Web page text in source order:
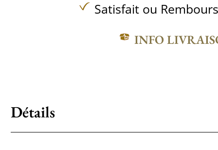
Satisfait ou
INFO
Détails